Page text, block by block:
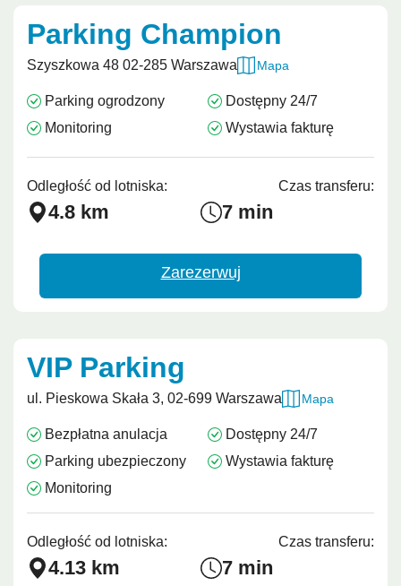
Parking Champion
Szyszkowa 48 02-285 Warszawa Mapa
Parking ogrodzony
Monitoring
Dostępny 24/7
Wystawia fakturę
Odległość od lotniska:
4.8 km
Czas transferu:
7 min
Zarezerwuj
VIP Parking
ul. Pieskowa Skała 3, 02-699 Warszawa Mapa
Bezpłatna anulacja
Parking ubezpieczony
Monitoring
Dostępny 24/7
Wystawia fakturę
Odległość od lotniska:
4.13 km
Czas transferu:
7 min